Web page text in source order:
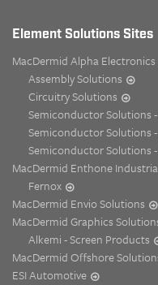
Element Solutions Sites
MacDermid Alpha
Assembly Solutions
Circuitry Solutions
Semiconductor Solutions
Semiconductor Solutions
Semiconductor Solutions
MacDermid Enthone
Fernox
MacDermid Envio Solutions
MacDermid Graphics
Alkemi - Screen Products
MacDermid Offshore
ESI Automotive